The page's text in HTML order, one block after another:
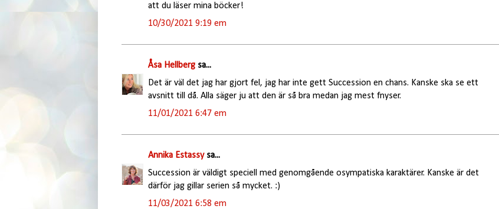
att du läser mina böcker!
10/30/2021 9:19 em
Åsa Hellbergsa...
Det är väl det jag har gjort fel, jag har inte gett Succession en chans. Kanske ska se ett
avsnitt till då. Alla säger ju att den är så bra medan jag mest fnyser.
11/01/2021 6:47 em
Annika Estassysa...
Succession är väldigt speciell med genomgående osympatiska karaktärer. Kanske är det
därför jag gillar serien så mycket. :)
11/03/2021 6:58 em